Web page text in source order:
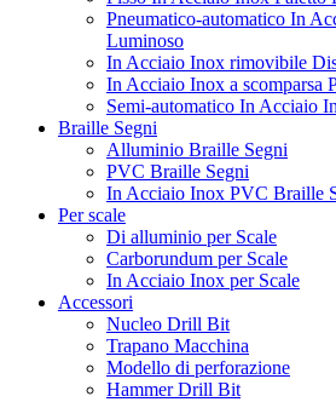
Pneumatico-automatico In
Luminoso
In Acciaio Inox rimovibile
In Acciaio Inox a scomparsa
Semi-automatico In Acciaio
Braille Segni
Alluminio Braille Segni
PVC Braille Segni
In Acciaio Inox PVC Braille
Per scale
Di alluminio per Scale
Carborundum per Scale
In Acciaio Inox per Scale
Accessori
Nucleo Drill Bit
Trapano Macchina
Modello di perforazione
Hammer Drill Bit